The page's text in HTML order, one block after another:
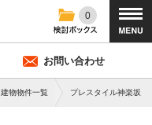
0
お問い合わせ
建物物件一覧 プレスタイル神楽坂